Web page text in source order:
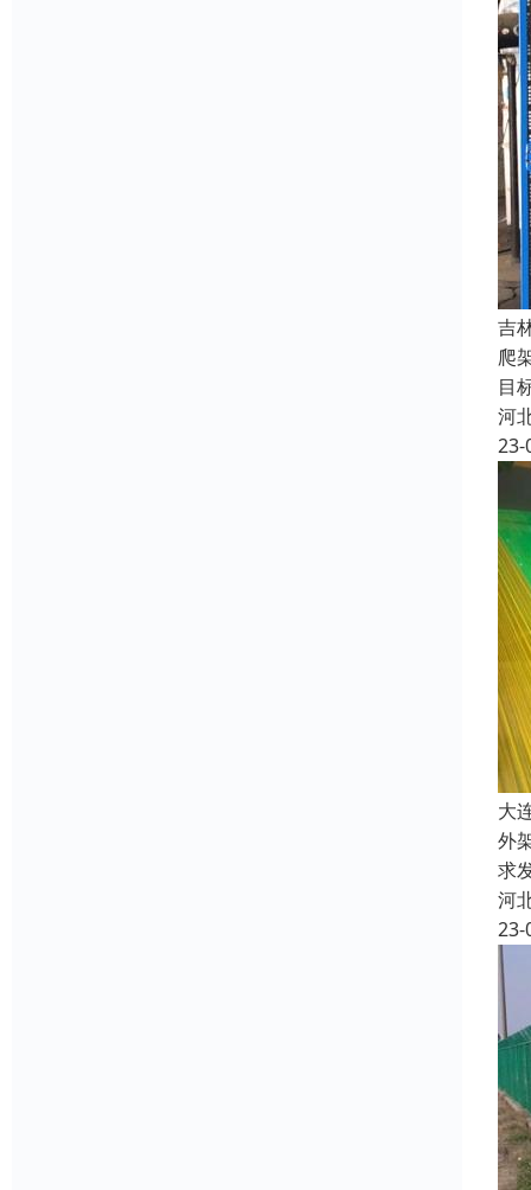
吉
爬
目
河
23-
大
外
求
河
23-